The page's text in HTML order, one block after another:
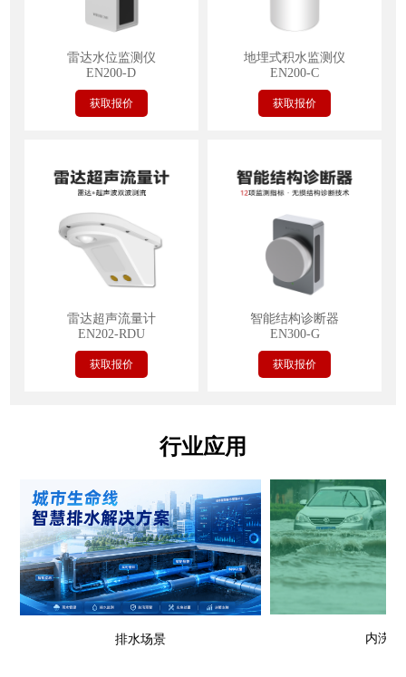
雷达水位监测仪
EN200-D
获取报价
地埋式积水监测仪
EN200-C
获取报价
雷达超声流量计
EN202-RDU
获取报价
智能结构诊断器
EN300-G
获取报价
行业应用
排水场景 内涝场